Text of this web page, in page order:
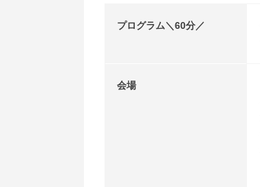
プログラム＼60分／
会場